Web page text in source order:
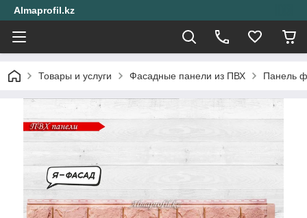
Almaprofil.kz
Товары и услуги Фасадные панели из ПВХ Панель